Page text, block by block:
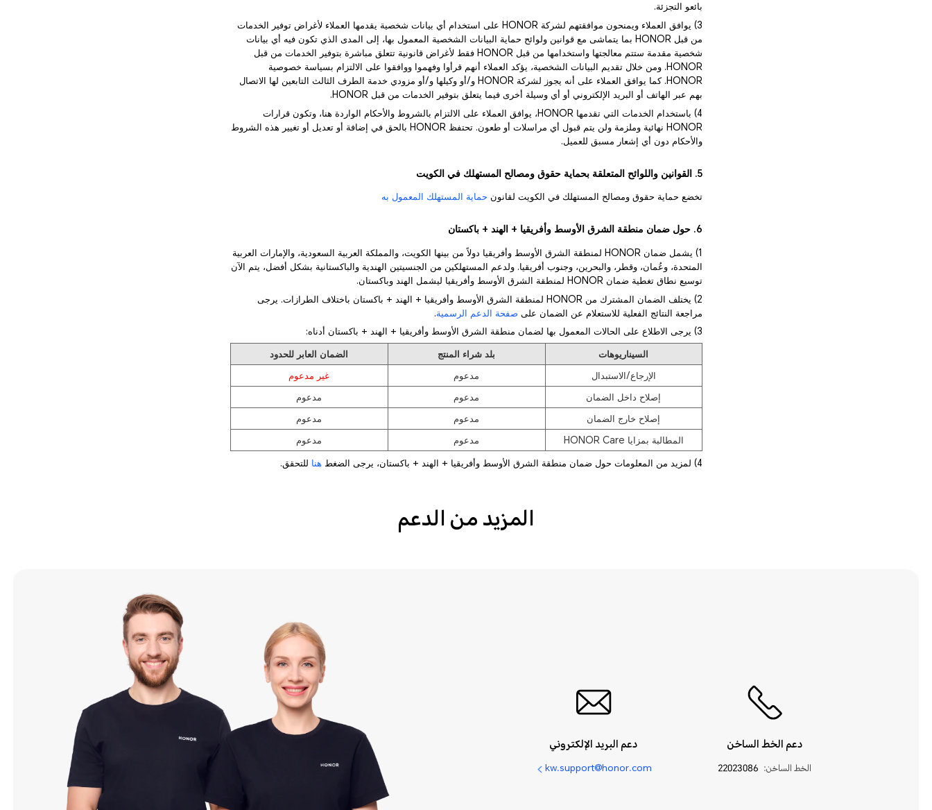
بائعو التجزئة.
3) يوافق العملاء ويمنحون موافقتهم لشركة HONOR على استخدام أي بيانات شخصية يقدمها العملاء لأغراض توفير الخدمات
من قبل HONOR بما يتماشى مع قوانين ولوائح حماية البيانات الشخصية المعمول بها، إلى المدى الذي تكون فيه أي بيانات
شخصية مقدمة ستتم معالجتها واستخدامها من قبل HONOR فقط لأغراض قانونية تتعلق مباشرة بتوفير الخدمات من قبل
HONOR. ومن خلال تقديم البيانات الشخصية، يؤكد العملاء أنهم قرأوا وفهموا ووافقوا على الالتزام بسياسة خصوصية
HONOR. كما يوافق العملاء على أنه يجوز لشركة HONOR و/أو وكيلها و/أو مزودي خدمة الطرف الثالث التابعين لها الاتصال
بهم عبر الهاتف أو البريد الإلكتروني أو أي وسيلة أخرى فيما يتعلق بتوفير الخدمات من قبل HONOR.
4) باستخدام الخدمات التي تقدمها HONOR، يوافق العملاء على الالتزام بالشروط والأحكام الواردة هنا، وتكون قرارات
HONOR نهائية وملزمة ولن يتم قبول أي مراسلات أو طعون. تحتفظ HONOR بالحق في إضافة أو تعديل أو تغيير هذه الشروط
والأحكام دون أي إشعار مسبق للعميل.
5. القوانين واللوائح المتعلقة بحماية حقوق ومصالح المستهلك في الكويت
تخضع حماية حقوق ومصالح المستهلك في الكويت لقانون حماية المستهلك المعمول به
6. حول ضمان منطقة الشرق الأوسط وأفريقيا + الهند + باكستان
1) يشمل ضمان HONOR لمنطقة الشرق الأوسط وأفريقيا دولاً من بينها الكويت، والمملكة العربية السعودية، والإمارات العربية
المتحدة، وعُمان، وقطر، والبحرين، وجنوب أفريقيا. ولدعم المستهلكين من الجنسيتين الهندية والباكستانية بشكل أفضل، يتم الآن
توسيع نطاق تغطية ضمان HONOR لمنطقة الشرق الأوسط وأفريقيا ليشمل الهند وباكستان.
2) يختلف الضمان المشترك من HONOR لمنطقة الشرق الأوسط وأفريقيا + الهند + باكستان باختلاف الطرازات. يرجى
مراجعة النتائج الفعلية للاستعلام عن الضمان على صفحة الدعم الرسمية.
3) يرجى الاطلاع على الحالات المعمول بها لضمان منطقة الشرق الأوسط وأفريقيا + الهند + باكستان أدناه:
السيناريوهات بلد شراء المنتج
الضمان العابر للحدود
الإرجاع/الاستبدال
مدعوم
غير مدعوم
إصلاح داخل الضمان
مدعوم
مدعوم
إصلاح خارج الضمان
مدعوم
مدعوم
المطالبة بمزايا HONOR Care
مدعوم مدعوم
4) لمزيد من المعلومات حول ضمان منطقة الشرق الأوسط وأفريقيا + الهند + باكستان، يرجى الضغط هنا للتحقق.
المزيد من الدعم
دعم الخط الساخن
الخط الساخن: 22023086
دعم البريد الإلكتروني
kw.support@honor.com